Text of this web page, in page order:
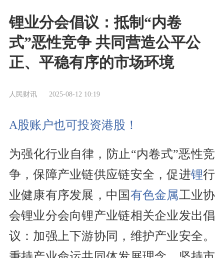
锂业分会倡议：抵制“内卷
式”恶性竞争 共同营造公平公
正、平稳有序的市场环境
人民财讯 2025-08-12 10:19
A股账户也可投资港股！
为强化行业自律，防止“内卷式”恶性竞
争，保障产业链供应链安全，促进锂行
业健康有序发展，中国有色金属工业协
会锂业分会向锂产业链相关企业发出倡
议：加强上下游协同，维护产业安全。